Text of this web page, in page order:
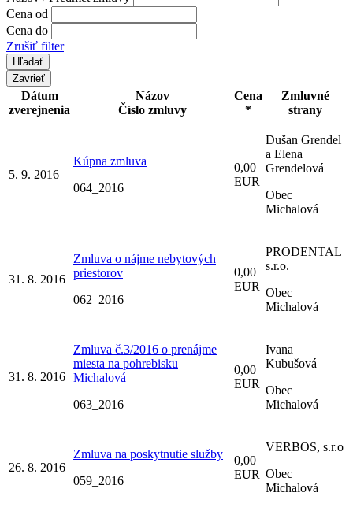
Cena od
Cena do
Zrušiť filter
Zavrieť
Dátum
zverejnenia
Názov
Číslo zmluvy
Cena
*
Zmluvné
strany
5. 9. 2016
Kúpna zmluva
064_2016
0,00
EUR
Dušan Grendel
a Elena
Grendelová
Obec
Michalová
31. 8. 2016
Zmluva o nájme nebytových
priestorov
062_2016
0,00
EUR
PRODENTAL
s.r.o.
Obec
Michalová
31. 8. 2016
Zmluva č.3/2016 o prenájme
miesta na pohrebisku
Michalová
063_2016
0,00
EUR
Ivana
Kubušová
Obec
Michalová
26. 8. 2016
Zmluva na poskytnutie služby
059_2016
0,00
EUR
VERBOS, s.r.o
Obec
Michalová